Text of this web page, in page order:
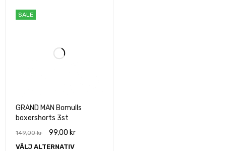
SALE
GRAND MAN Bomulls
boxershorts 3st
149,00kr 99,00 kr
VÄLJ ALTERNATIV